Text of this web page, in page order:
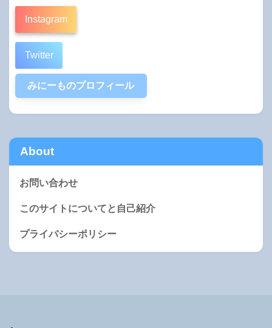
Instagram
Twitter
みにーものプロフィール
About
お問い合わせ
このサイトについてと自己紹介
プライバシーポリシー